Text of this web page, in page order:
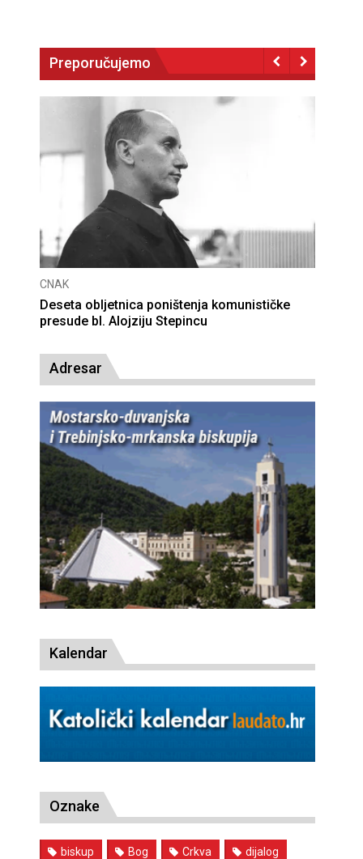
Preporučujemo
Čule
Deseta obljetnica poništenja
presude bl. Alojziju Stepincu
Adresar
Kalendar
Oznake
biskup Bog Crkva dijalog